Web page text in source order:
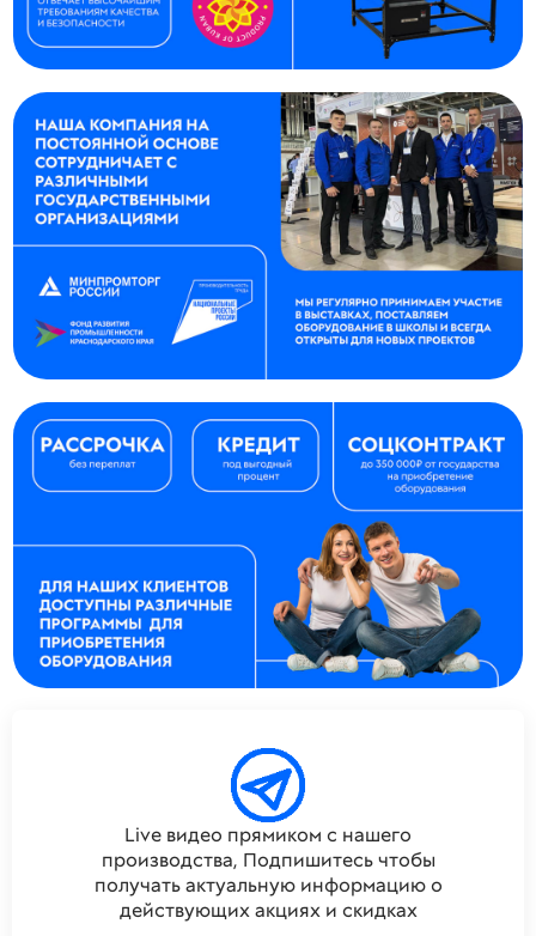
Live видео прямиком с нашего
производства, Подпишитесь чтобы
получать актуальную информацию о
действующих акциях и скидках